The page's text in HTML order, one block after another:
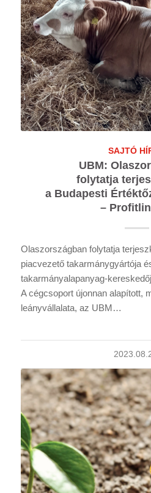
SAJTÓ
UBM:
folytatja
a Budapesti
–
Olaszországban folytatja
piacvezető takarmánygyártója
takarmányalapanyag-
A cégcsoport újonnan alapított,
leányvállalata, az UBM…